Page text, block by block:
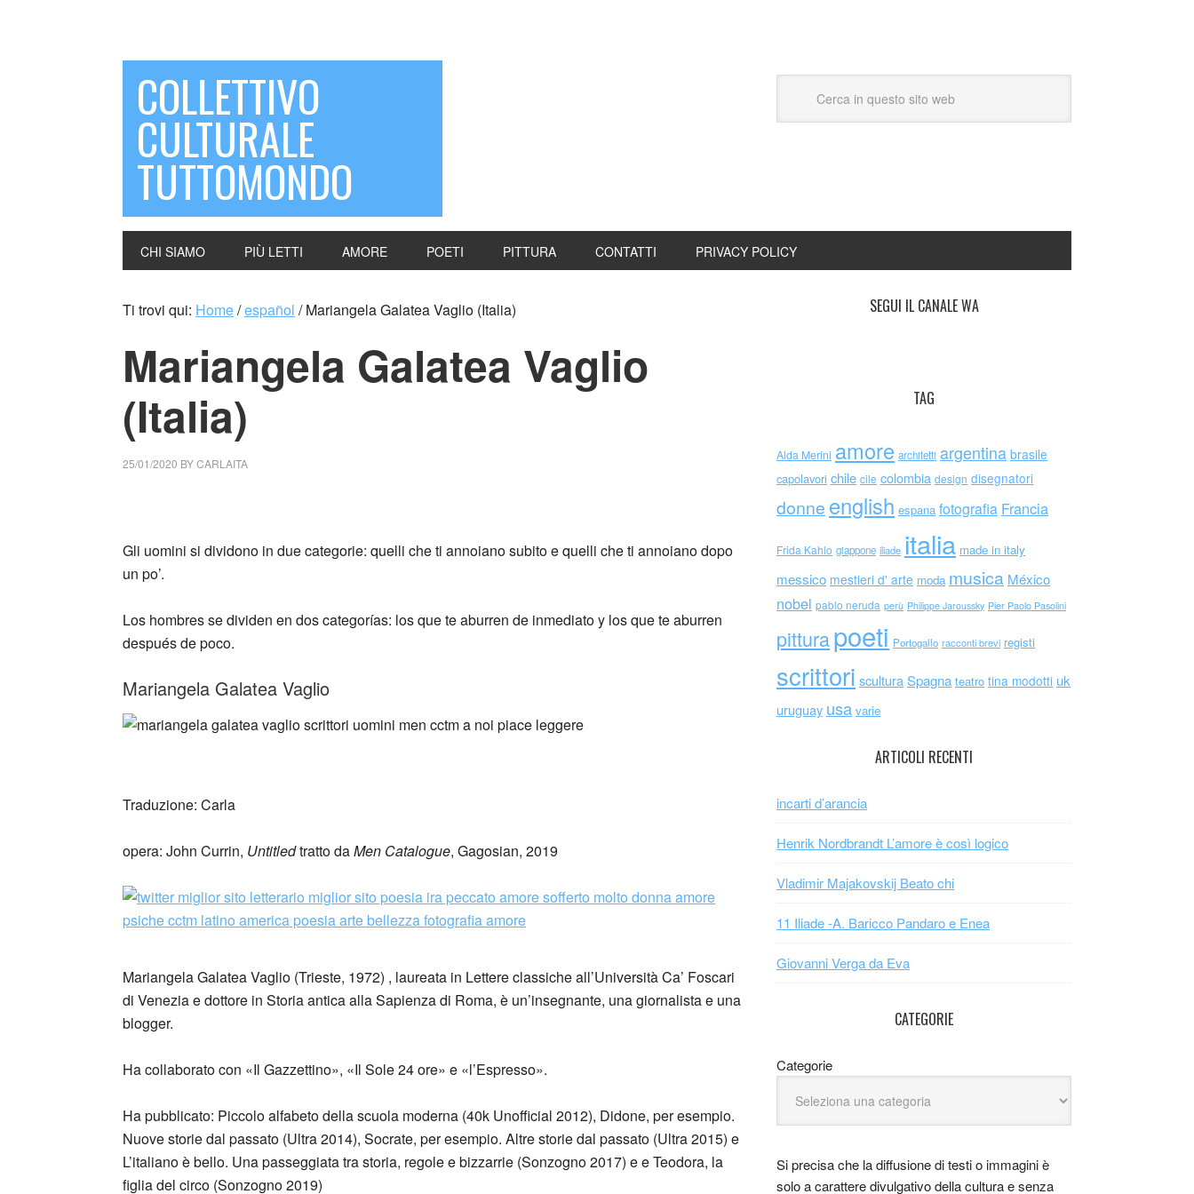
COLLETTIVO
CULTURALE
TUTTOMONDO
CHI SIAMO PIÙ LETTI AMORE POETI PITTURA CONTATTI PRIVACY POLICY
Ti trovi qui: Home/español /Mariangela Galatea Vaglio (Italia)
Mariangela Galatea Vaglio
(Italia)
25/01/2020 BYCARLAITA
Gli uomini si dividono in due categorie: quelli che ti annoiano subito e quelli che ti annoiano dopo
un po’.
Los hombres se dividen en dos categorías: los que te aburren de inmediato y los que te aburren
después de poco.
Mariangela Galatea Vaglio
Traduzione: Carla
opera: John Currin, Untitledtratto daMen Catalogue, Gagosian, 2019
Mariangela Galatea Vaglio (Trieste, 1972) , laureata in Lettere classiche all’Università Ca’ Foscari
di Venezia e dottore in Storia antica alla Sapienza di Roma, è un’insegnante, una giornalista e una
blogger.
Ha collaborato con «Il Gazzettino», «Il Sole 24 ore» e «l’Espresso».
Ha pubblicato: Piccolo alfabeto della scuola moderna (40k Unofficial 2012), Didone, per esempio.
Nuove storie dal passato (Ultra 2014), Socrate, per esempio. Altre storie dal passato (Ultra 2015) e
L’italiano è bello. Una passeggiata tra storia, regole e bizzarrie (Sonzogno 2017) e e Teodora, la
figlia del circo (Sonzogno 2019)
SEGUI IL CANALE WA
TAG
Alda Merini amore architetti argentina brasile
capolavori chile cile colombia design disegnatori
donne english espana fotografia Francia
Frida Kahlo giappone iliade italia made in italy
messico mestieri d' arte moda musica México
nobel pablo neruda perù Philippe Jaroussky Pier Paolo Pasolini
pitturapoeti Portogallo racconti brevi registi
scrittori scultura Spagna teatro tina modotti uk
uruguay usa varie
ARTICOLI RECENTI
incarti d’arancia
Henrik Nordbrandt L’amore è così logico
Vladimir Majakovskij Beato chi
11 Iliade -A. Baricco Pandaro e Enea
Giovanni Verga da Eva
CATEGORIE
Categorie
Si precisa che la diffusione di testi o immagini è
solo a carattere divulgativo della cultura e senza